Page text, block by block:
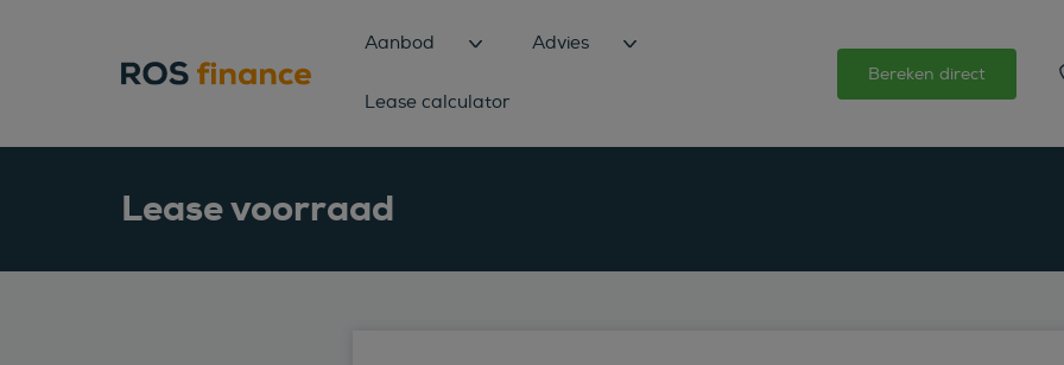
Aanbod Advies
Lease calculator
Bereken direct
Lease voorraad